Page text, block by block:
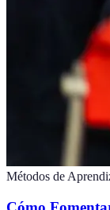
Métodos de